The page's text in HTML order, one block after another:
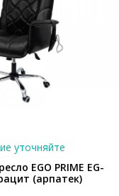
уточняйте
EGO PRIME EG-
(арпатек)